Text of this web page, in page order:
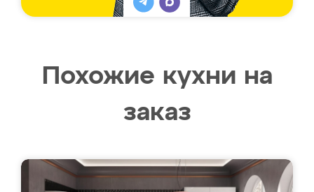
Похожие кухни на
заказ